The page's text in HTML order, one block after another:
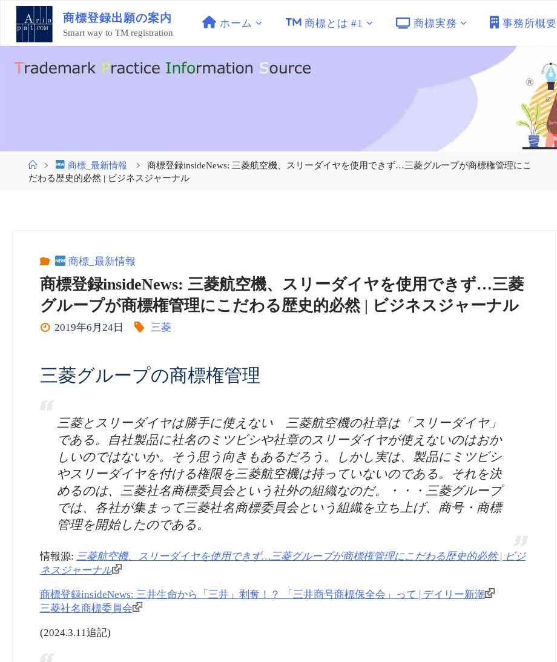
ン
商標登録出願の案内
Smart way to TM registration
ホーム 商標とは #1 商標実務 事務所概要
ホ
ー
商標_最新情報
商標登録insideNews: 三菱航空機、スリーダイヤを使用できず…三菱グループが商標権管理にこ
だわる歴史的必然 | ビジネスジャーナル
商標_最新情報
商標登録insideNews: 三菱航空機、スリーダイヤを使用できず…三菱
グループが商標権管理にこだわる歴史的必然 | ビジネスジャーナル
2019年6月24日 三菱
三菱グループの商標権管理
三菱とスリーダイヤは勝手に使えない 三菱航空機の社章は「スリーダイヤ」
である。自社製品に社名のミツビシや社章のスリーダイヤが使えないのはおか
しいのではないか。そう思う向きもあるだろう。しかし実は、製品にミツビシ
やスリーダイヤを付ける権限を三菱航空機は持っていないのである。それを決
めるのは、三菱社名商標委員会という社外の組織なのだ。・・・三菱グループ
では、各社が集まって三菱社名商標委員会という組織を立ち上げ、商号・商標
管理を開始したのである。
情報源: 三菱航空機、スリーダイヤを使用できず…三菱グループが商標権管理にこだわる歴史的必然 | ビジ
ネスジャーナル
商標登録insideNews: 三井生命から「三井」剥奪！？ 「三井商号商標保全会」って | デイリー新潮
三菱社名商標委員会
(2024.3.11追記)